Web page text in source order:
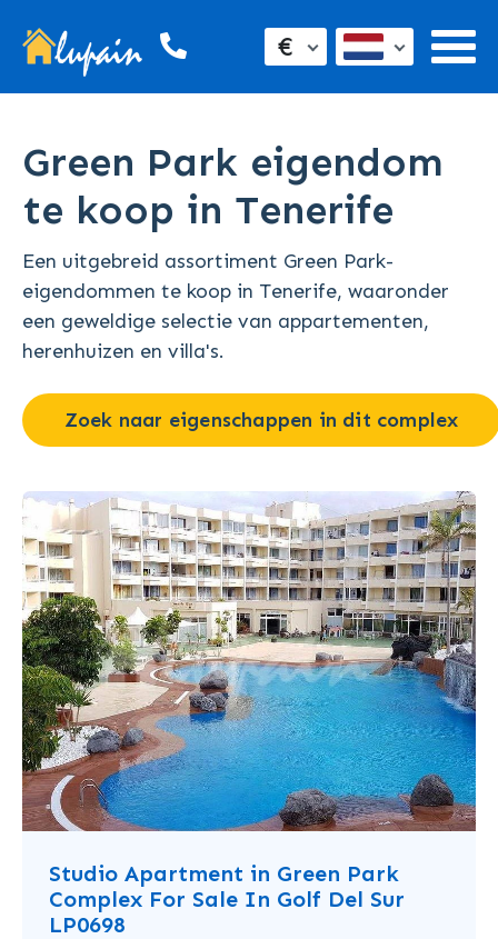
€
Green Park eigendom
te koop in Tenerife
Een uitgebreid assortiment Green Park-
eigendommen te koop in Tenerife, waaronder
een geweldige selectie van appartementen,
herenhuizen en villa's.
Zoek naar eigenschappen in dit complex
Studio Apartment in Green Park
Complex For Sale In Golf Del Sur
LP0698